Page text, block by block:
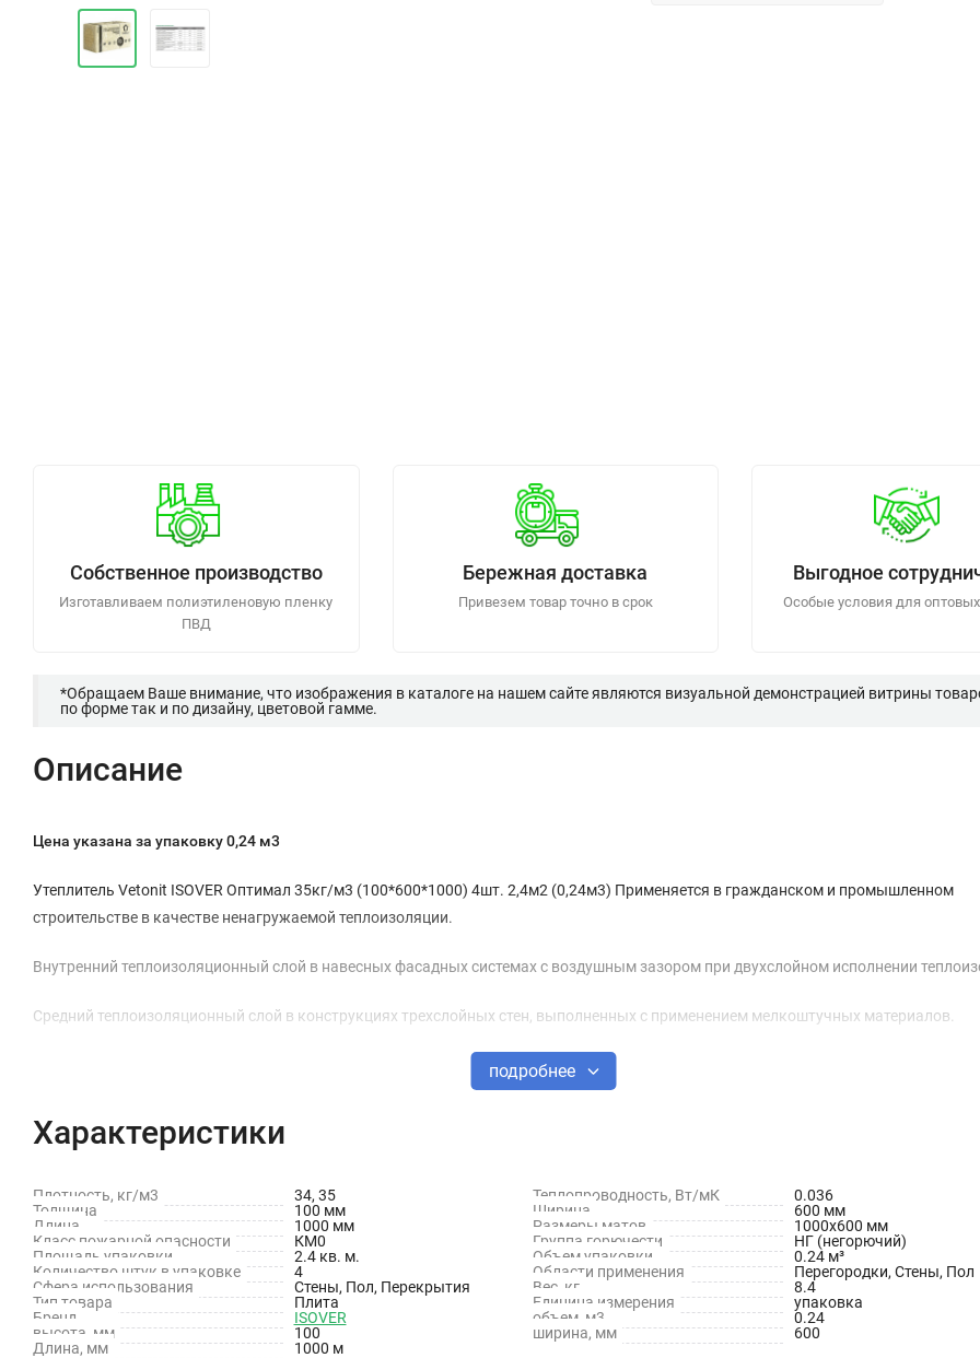
Собственное производство
Изготавливаем полиэтиленовую пленку
ПВД
Бережная доставка
Привезем товар точно в срок
Выгодное
Особые условия для
*Обращаем Ваше внимание, что изображения в каталоге на нашем сайте являются визуальной демонстрацией витрины
по форме так и по дизайну, цветовой гамме.
Описание
Цена указана за упаковку 0,24 м3
Утеплитель Vetonit ISOVER Оптимал 35кг/м3 (100*600*1000) 4шт. 2,4м2 (0,24м3) Применяется в гражданском и промышленном
строительстве в качестве ненагружаемой теплоизоляции.
Внутренний теплоизоляционный слой в навесных фасадных системах с воздушным зазором при двухслойном исполнении
Средний теплоизоляционный слой в конструкциях трехслойных стен, выполненных с применением мелкоштучных материалов.
Быстро и легко монтируется.
Компенсирует неровности поверхности.
Обеспечивает высокий уровень теплозащиты благодаря низкому коэффициенту теплопроводности.
Не требует дополнительного крепежа.
Относится к группе негорючих материалов (НГ).
подробнее
Характеристики
Плотность, кг/м3 34, 35 Теплопроводность, Вт/мК
0.036
Толщина
100 мм Ширина
600 мм
Длина
1000 мм Размеры матов
1000x600 мм
Класс пожарной опасности
КМ0 Группа горючести
НГ (негорючий)
Площадь упаковки
2.4 кв. м. Объем упаковки
0.24 м³
Количество штук в упаковке
4 Области применения
Перегородки, Стены, Пол
Сфера использования
Стены, Пол, Перекрытия Вес, кг
8.4
Тип товара
Плита Единица измерения
упаковка
Бренд
ISOVER объем, м3
0.24
высота, мм
100 ширина, мм
600
Длина, мм
1000 м